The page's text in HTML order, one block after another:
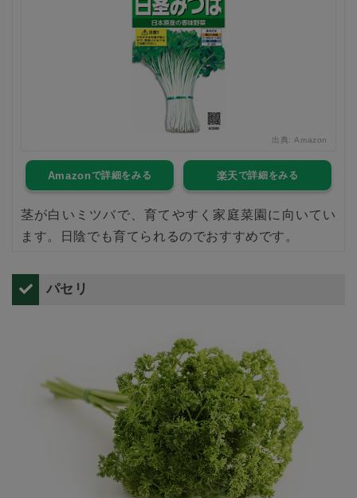
出典: Amazon
Amazon 楽天
茎が白いミツバで、育てやすく家庭菜園に向いてい
ます。日陰でも育てられるのでおすすめです。
パセリ